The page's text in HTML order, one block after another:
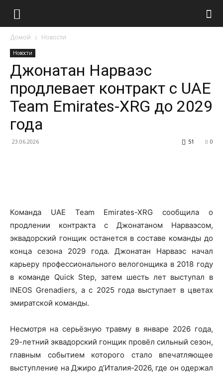
Домой Новости
Новости
Джонатан Нарваэс
продлевает контракт с UAE
Team Emirates-XRG до 2029
года
23.06.2026 0
51
Команда UAE Team Emirates-XRG сообщила о
продлении контракта с Джонатаном Нарваэсом,
эквадорский гонщик останется в составе команды до
конца сезона 2029 года. Джонатан Нарваэс начал
карьеру профессионального велогонщика в 2018 году
в команде Quick Step, затем шесть лет выступал в
INEOS Grenadiers, а с 2025 года выступает в цветах
эмиратской команды.
Несмотря на серьёзную травму в январе 2026 года,
29-летний эквадорский гонщик провёл сильный сезон,
главным событием которого стало впечатляющее
выступление на Джиро д’Италия-2026, где он одержал